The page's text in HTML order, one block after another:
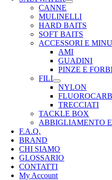
CANNE
MULINELLI
HARD BAITS
SOFT BAITS
ACCESSORI E
AMI
GUADINI
PINZE E
FILI
NYLON
TRECCIATI
TACKLE BOX
ABBIGLIAMENTO
F.A.Q.
BRAND
CHI SIAMO
GLOSSARIO
CONTATTI
My Account